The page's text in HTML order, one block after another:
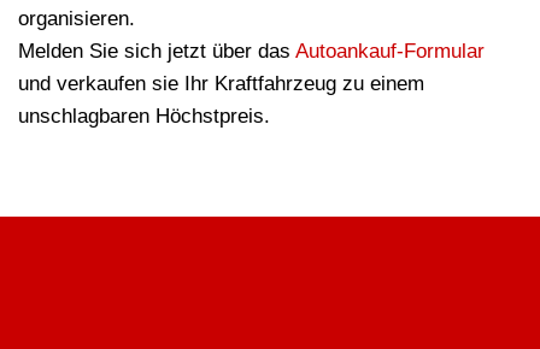
organisieren.
Melden Sie sich jetzt über das Autoankauf-Formular
und verkaufen sie Ihr Kraftfahrzeug zu einem
unschlagbaren Höchstpreis.